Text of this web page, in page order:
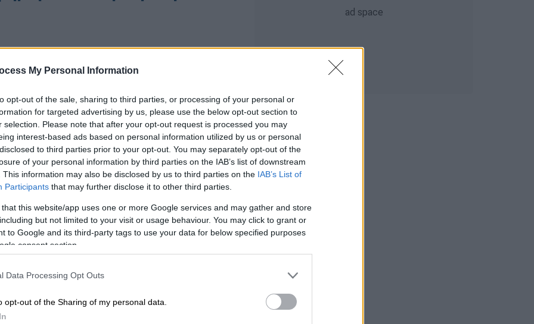
My Personal Information
opt-out of the sale, sharing to third parties, or processing of your personal or
for targeted advertising by us, please use the below opt-out section to
selection. Please note that after your opt-out request is processed you may
interest-based ads based on personal information utilized by us or personal
to third parties prior to your opt-out. You may separately opt-out of the
of your personal information by third parties on the IAB’s list of downstream
This information may also be disclosed by us to third parties on the IAB’s List of
Participants that may further disclose it to other third parties.
that this website/app uses one or more Google services and may gather and store
but not limited to your visit or usage behaviour. You may click to grant or
to Google and its third-party tags to use your data for below specified purposes
consent section.
Data Processing Opt Outs
opt-out of the Sharing of my personal data.